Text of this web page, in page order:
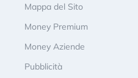
Mappa del Sito
Money Premium
Money Aziende
Pubblicità